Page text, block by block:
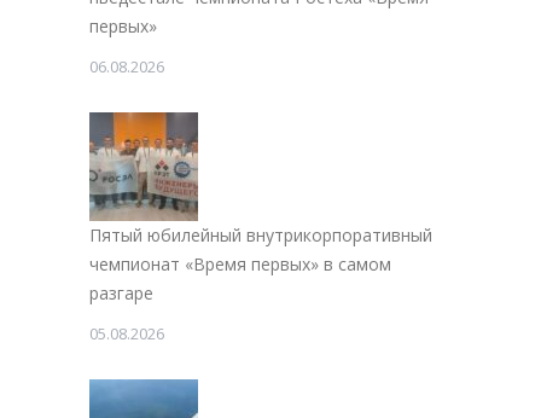
первых»
06.08.2026
Пятый юбилейный внутрикорпоративный
чемпионат «Время первых» в самом
разгаре
05.08.2026